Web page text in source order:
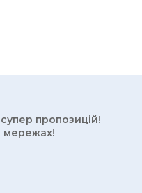
пропозицій!
мережах!